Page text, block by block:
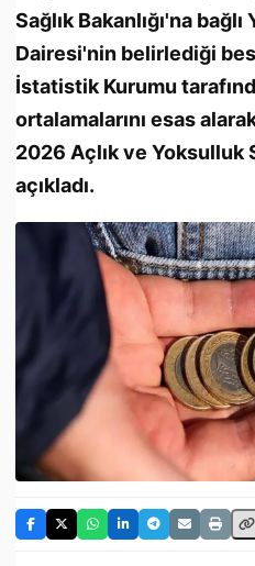
Sağlık Bakanlığı'na
Dairesi'nin belirlediği
İstatistik Kurumu
ortalamalarını esas
2026 Açlık ve Yoksulluk
açıkladı.